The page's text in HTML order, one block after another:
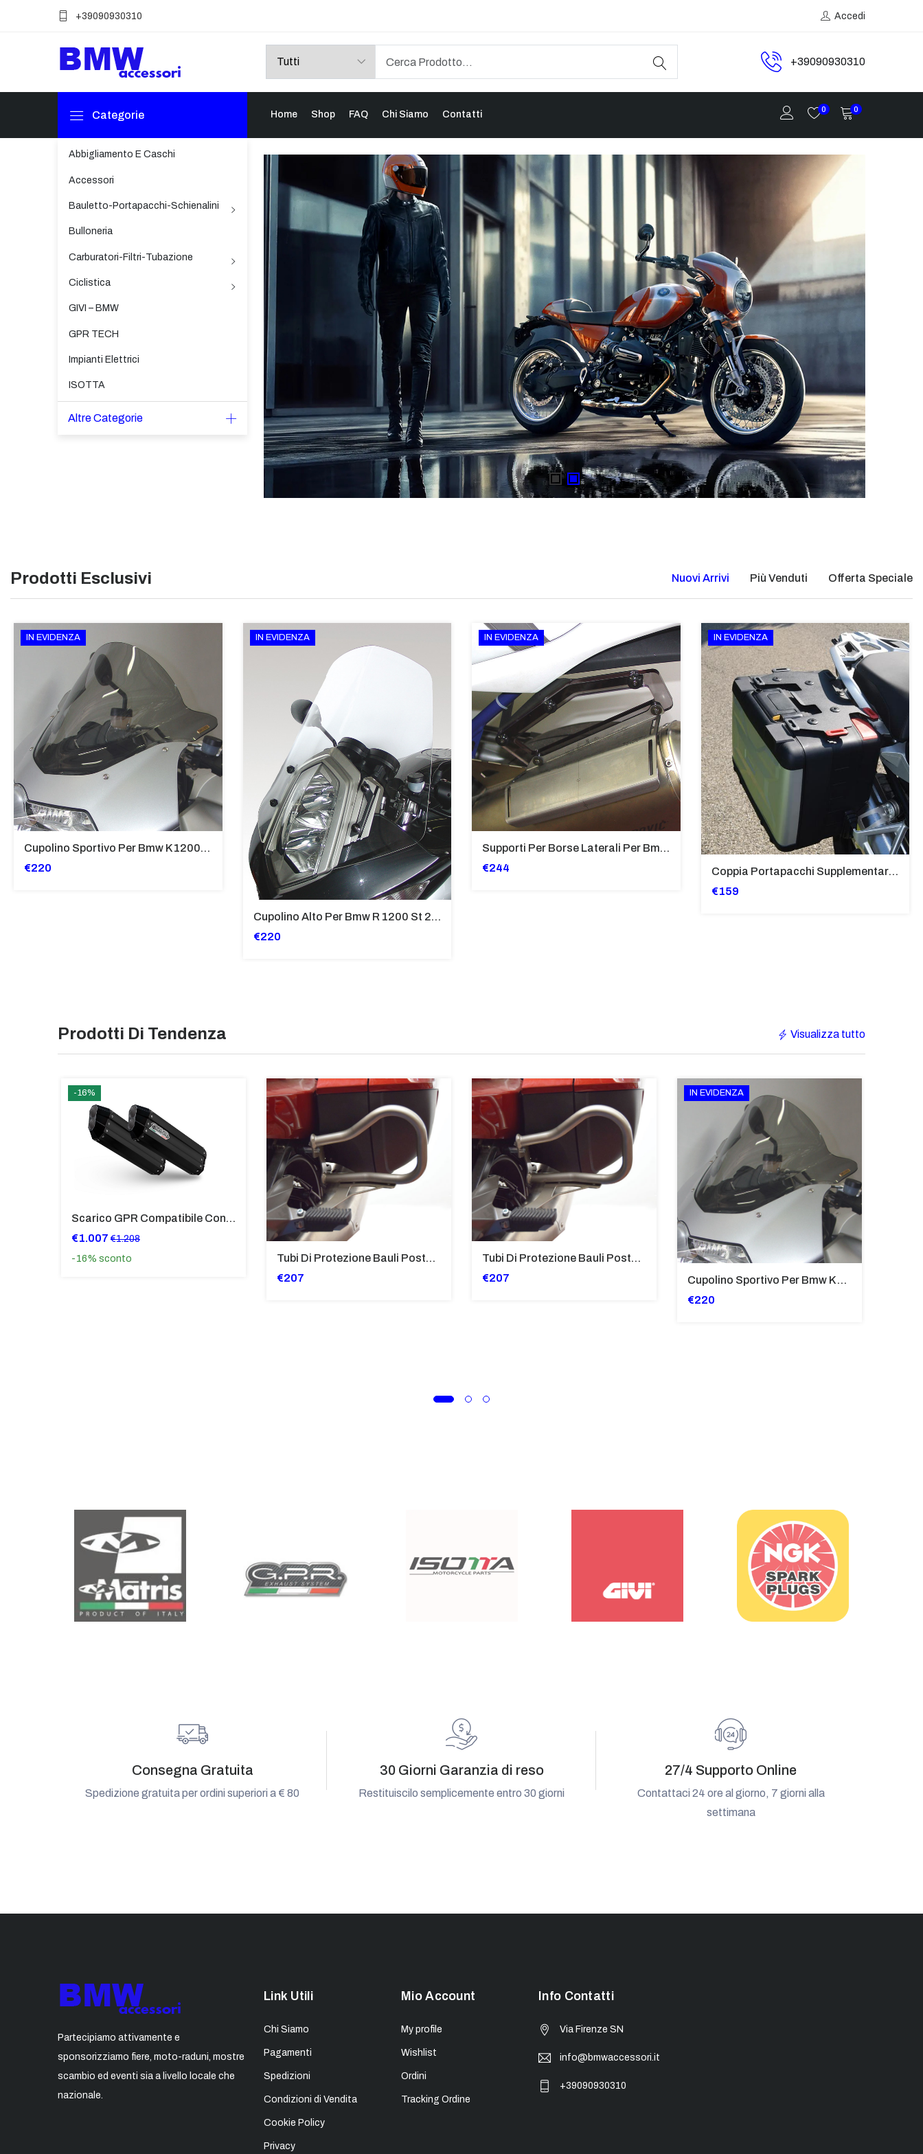
+39090930310 Accedi
+39090930310
Categorie
Abbigliamento E Caschi
Accessori
Bauletto-Portapacchi-Schienalini
Bulloneria
Carburatori-Filtri-Tubazione
Ciclistica
GIVI – BMW
GPR TECH
Impianti Elettrici
ISOTTA
Altre Categorie
Home Shop FAQ Chi Siamo Contatti 0 0
Prodotti Esclusivi Nuovi Arrivi Più Venduti Offerta Speciale
IN EVIDENZA
Cupolino Sportivo Per Bmw K 1200 R Sport 2005-07 TRASPARENTE - Sc967-T
€220
IN EVIDENZA
Cupolino Alto Per Bmw R 1200 St 2004 - 2007 TRASPARENTE - Sc950-T
€220
IN EVIDENZA
Supporti Per Borse Laterali Per Bmw Hp2 Megamoto 2007 - 2008 TRASPARENTE - Sb02-T
€244
IN EVIDENZA
Coppia Portapacchi Supplementare In Ferro Per Borse Modello “Vario” Bmw - PP29-R1250GS
€159
Prodotti Di Tendenza Visualizza tutto
-16%
Scarico GPR Compatibile Con Bmw K 1600 Gt 2017-2021 - Hyper Sonic Black Titanium
€1.007 €1.208
-16% sconto
Tubi Di Protezione Bauli Posteriori Per Bmw K 1600 Gt/Gtl (2010>2016) GIALLO - TB8025-K1600GTL
€207
Tubi Di Protezione Bauli Posteriori Per Bmw K 1600 Gt/Gtl (2010>2016) GIALLO - TB8025-K1600GT
€207
IN EVIDENZA
Cupolino Sportivo Per Bmw K 1200 R Sport 2005-07 TRASPARENTE - Sc967-T
€220
Consegna Gratuita
Spedizione gratuita per ordini superiori a € 80
30 Giorni Garanzia di reso
Restituiscilo semplicemente entro 30 giorni
27/4 Supporto Online
Contattaci 24 ore al giorno, 7 giorni alla
settimana
Partecipiamo attivamente e
sponsorizziamo fiere, moto-raduni, mostre
scambio ed eventi sia a livello locale che
nazionale.
Link Utili
Chi Siamo
Pagamenti
Spedizioni
Condizioni di Vendita
Cookie Policy
Privacy
Mio Account
My profile
Wishlist
Ordini
Tracking Ordine
Info Contatti
Via Firenze SN
info@bmwaccessori.it
+39090930310